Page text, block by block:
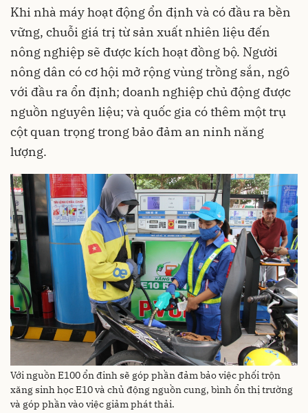
Khi nhà máy hoạt động ổn định và có đầu ra bền
vững, chuỗi giá trị từ sản xuất nhiên liệu đến
nông nghiệp sẽ được kích hoạt đồng bộ. Người
nông dân có cơ hội mở rộng vùng trồng sắn, ngô
với đầu ra ổn định; doanh nghiệp chủ động được
nguồn nguyên liệu; và quốc gia có thêm một trụ
cột quan trọng trong bảo đảm an ninh năng
lượng.
Với nguồn E100 ổn đinh sẽ góp phần đảm bảo việc phối trộn
xăng sinh học E10 và chủ động nguồn cung, bình ổn thị trường
và góp phần vào việc giảm phát thải.